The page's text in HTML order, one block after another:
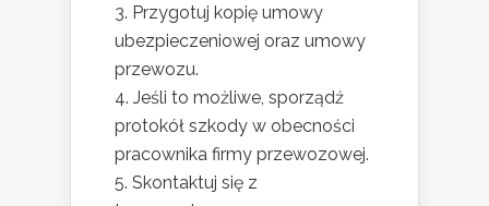
Przygotuj kopię umowy
ubezpieczeniowej oraz umowy
przewozu.
Jeśli to możliwe, sporządź
protokół szkody w obecności
pracownika firmy przewozowej.
Skontaktuj się z